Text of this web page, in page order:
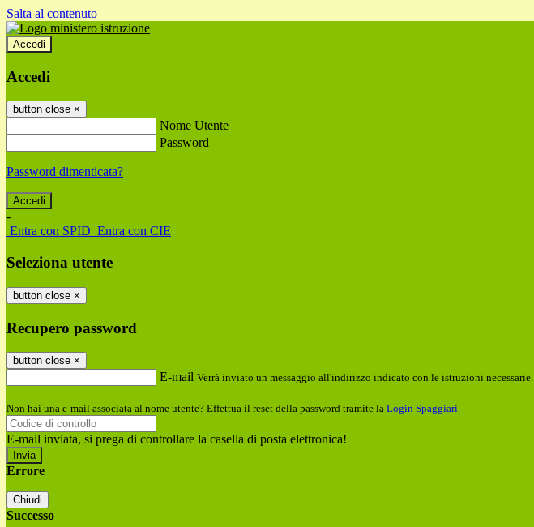
Salta al contenuto
Accedi
Accedi
button close ×
Nome Utente
Password
Password dimenticata?
-
Entra con SPID Entra con CIE
Seleziona utente
button close ×
Recupero password
button close ×
E-mail Verrà inviato un messaggio all'indirizzo indicato con le istruzioni necessarie.
Non hai una e-mail associata al nome utente? Effettua il reset della password tramite la Login Spaggiari
E-mail inviata, si prega di controllare la casella di posta elettronica!
Errore
Chiudi
Successo